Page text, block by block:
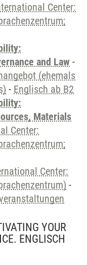
Center:
and Law -
(ehemals
- Englisch ab B2
Materials
Center:
Center:
-
YOUR
ENGLISCH